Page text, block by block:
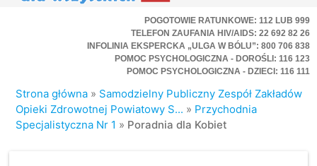
POGOTOWIE RATUNKOWE: 112 LUB 999
TELEFON ZAUFANIA HIV/AIDS: 22 692 82 26
INFOLINIA EKSPERCKA „ULGA W BÓLU”: 800 706 838
POMOC PSYCHOLOGICZNA - DOROŚLI: 116 123
POMOC PSYCHOLOGICZNA - DZIECI: 116 111
Strona główna » Samodzielny Publiczny Zespół Zakładów
Opieki Zdrowotnej Powiatowy S... » Przychodnia
Specjalistyczna Nr 1 » Poradnia dla Kobiet